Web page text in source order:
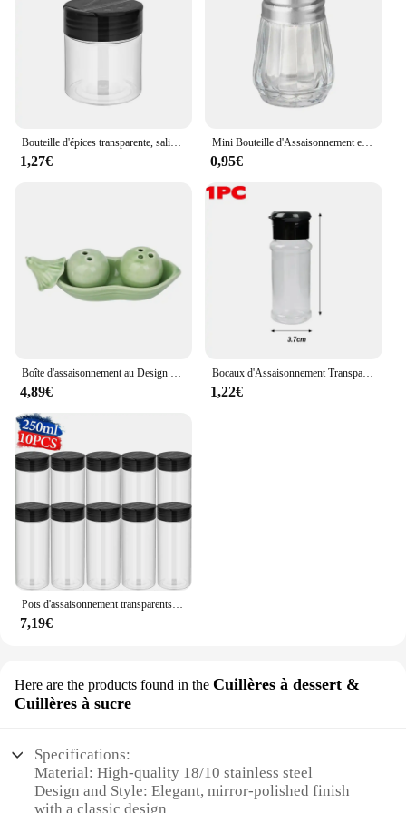
1,27€
Mini Bouteille d'Assaisonnement en Verre Transparent, 10/15ml, Pots à Épices pour Barbecue Belle, Salière, Récipient de Stockage des citrouille avec Couvercle
0,95€
Boîte d'assaisonnement au Design Unique, deux pois dans un Pod, salière et poivrière en céramique, ensemble de cadeaux de fête de mariage
4,89€
Bocaux d'Assaisonnement Transparents de 100ml, Sel, Shaker, Stockage des Épices, Boîtes à Condiments, Gadget de Cuisine Domestique, Facile à Recharger et à Verser
1,22€
Pots d'assaisonnement transparents avec couvercles Shaker, bouteilles de sel, de poivre, d'épices, boîtes de stockage de condiments, conteneur de stockage de poudre
7,19€
Here are the products found in the Cuillères à dessert &
Cuillères à sucre
Specifications:
Material: High-quality 18/10 stainless steel
Design and Style: Elegant, mirror-polished finish
with a classic design